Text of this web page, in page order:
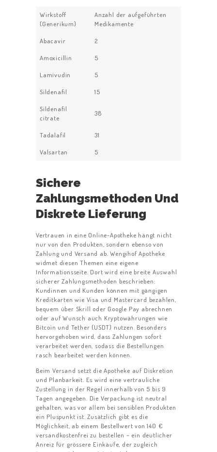
Wirkstoff
(Generikum)
Anzahl der aufgeführten
Medikamente
Abacavir 2
Amoxicillin 5
Lamivudin 5
Sildenafil 15
Sildenafil
citrate
38
Tadalafil 31
Valsartan 5
Sichere
Zahlungsmethoden Und
Diskrete Lieferung
Vertrauen in eine Online-Apotheke hängt nicht
nur von den Produkten, sondern ebenso von
Zahlung und Versand ab. Wengihof Apotheke
widmet diesen Themen eine eigene
Informationsseite. Dort wird eine breite Auswahl
sicherer Zahlungsmethoden beschrieben:
Kundinnen und Kunden können mit gängigen
Kreditkarten wie Visa und Mastercard bezahlen,
bequem über Skrill oder Google Pay abrechnen
oder auf Wunsch auch Kryptowährungen wie
Bitcoin und Tether (USDT) nutzen. Besonders
hervorgehoben wird, dass Zahlungen sofort
verarbeitet werden, sodass die Bestellungen
rasch bearbeitet werden können.
Beim Versand setzt die Apotheke auf Diskretion
und Planbarkeit. Es wird eine vertrauliche
Zustellung in der Regel innerhalb von 5 bis 9
Tagen angegeben. Die Verpackung ist neutral
gehalten, was vor allem bei sensiblen Produkten
ein Pluspunkt ist. Zusätzlich gibt es die
Möglichkeit, ab einem Bestellwert von 140 €
versandkostenfrei zu bestellen – ein deutlicher
Anreiz für grössere Einkäufe, der zugleich